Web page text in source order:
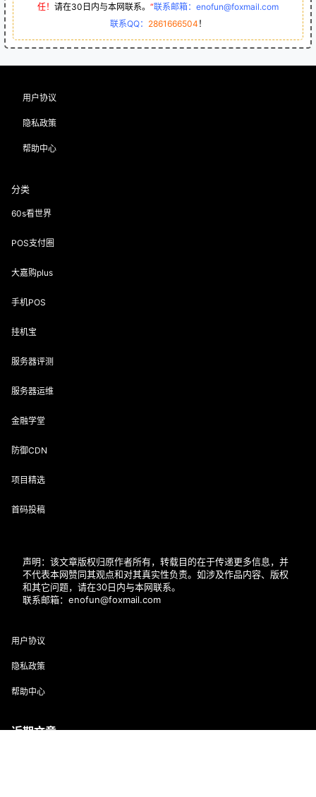
任！ 请在30日内与本网联系。 “联系邮箱：enofun@foxmail.com
联系QQ： 2861666504 ！
用户协议
隐私政策
帮助中心
分类
60s看世界
POS支付圈
大嘉购plus
手机POS
挂机宝
服务器评测
服务器运维
金融学堂
防御CDN
项目精选
首码投稿
声明：该文章版权归原作者所有，转载目的在于传递更多信息，并
不代表本网赞同其观点和对其真实性负责。如涉及作品内容、版权
和其它问题，请在30日内与本网联系。
联系邮箱：enofun@foxmail.com
用户协议
隐私政策
帮助中心
近期文章